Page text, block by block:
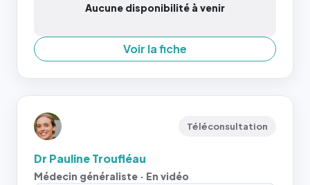
Aucune disponibilité à venir
Voir la fiche
Téléconsultation
Dr Pauline Troufléau
Médecin généraliste · En vidéo